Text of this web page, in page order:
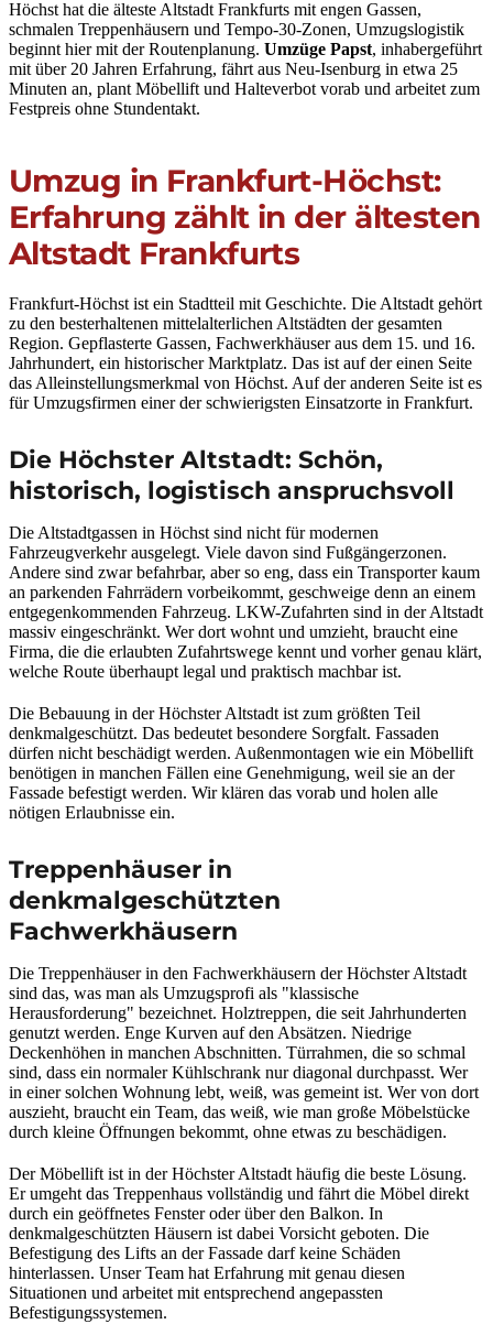
Höchst hat die älteste Altstadt Frankfurts mit engen Gassen,
schmalen Treppenhäusern und Tempo-30-Zonen, Umzugslogistik
beginnt hier mit der Routenplanung. Umzüge Papst, inhabergeführt
mit über 20 Jahren Erfahrung, fährt aus Neu-Isenburg in etwa 25
Minuten an, plant Möbellift und Halteverbot vorab und arbeitet zum
Festpreis ohne Stundentakt.
Umzug in Frankfurt-Höchst:
Erfahrung zählt in der ältesten
Altstadt Frankfurts
Frankfurt-Höchst ist ein Stadtteil mit Geschichte. Die Altstadt gehört
zu den besterhaltenen mittelalterlichen Altstädten der gesamten
Region. Gepflasterte Gassen, Fachwerkhäuser aus dem 15. und 16.
Jahrhundert, ein historischer Marktplatz. Das ist auf der einen Seite
das Alleinstellungsmerkmal von Höchst. Auf der anderen Seite ist es
für Umzugsfirmen einer der schwierigsten Einsatzorte in Frankfurt.
Die Höchster Altstadt: Schön,
historisch, logistisch anspruchsvoll
Die Altstadtgassen in Höchst sind nicht für modernen
Fahrzeugverkehr ausgelegt. Viele davon sind Fußgängerzonen.
Andere sind zwar befahrbar, aber so eng, dass ein Transporter kaum
an parkenden Fahrrädern vorbeikommt, geschweige denn an einem
entgegenkommenden Fahrzeug. LKW-Zufahrten sind in der Altstadt
massiv eingeschränkt. Wer dort wohnt und umzieht, braucht eine
Firma, die die erlaubten Zufahrtswege kennt und vorher genau klärt,
welche Route überhaupt legal und praktisch machbar ist.
Die Bebauung in der Höchster Altstadt ist zum größten Teil
denkmalgeschützt. Das bedeutet besondere Sorgfalt. Fassaden
dürfen nicht beschädigt werden. Außenmontagen wie ein Möbellift
benötigen in manchen Fällen eine Genehmigung, weil sie an der
Fassade befestigt werden. Wir klären das vorab und holen alle
nötigen Erlaubnisse ein.
Treppenhäuser in
denkmalgeschützten
Fachwerkhäusern
Die Treppenhäuser in den Fachwerkhäusern der Höchster Altstadt
sind das, was man als Umzugsprofi als "klassische
Herausforderung" bezeichnet. Holztreppen, die seit Jahrhunderten
genutzt werden. Enge Kurven auf den Absätzen. Niedrige
Deckenhöhen in manchen Abschnitten. Türrahmen, die so schmal
sind, dass ein normaler Kühlschrank nur diagonal durchpasst. Wer
in einer solchen Wohnung lebt, weiß, was gemeint ist. Wer von dort
auszieht, braucht ein Team, das weiß, wie man große Möbelstücke
durch kleine Öffnungen bekommt, ohne etwas zu beschädigen.
Der Möbellift ist in der Höchster Altstadt häufig die beste Lösung.
Er umgeht das Treppenhaus vollständig und fährt die Möbel direkt
durch ein geöffnetes Fenster oder über den Balkon. In
denkmalgeschützten Häusern ist dabei Vorsicht geboten. Die
Befestigung des Lifts an der Fassade darf keine Schäden
hinterlassen. Unser Team hat Erfahrung mit genau diesen
Situationen und arbeitet mit entsprechend angepassten
Befestigungssystemen.